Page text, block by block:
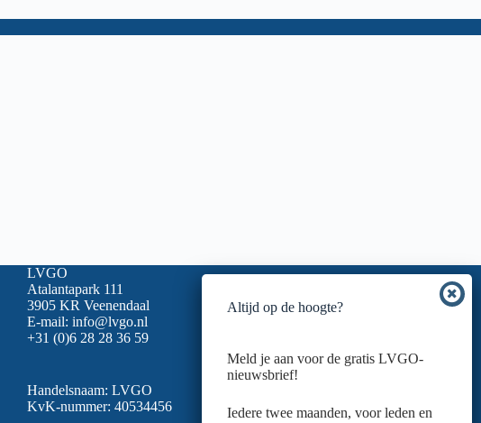
LVGO
Atalantapark 111
3905 KR Veenendaal
E-mail: info@lvgo.nl
+31 (0)6 28 28 36 59
Handelsnaam: LVGO
KvK-nummer: 40534456
Altijd op de hoogte?
Meld je aan voor de gratis LVGO-
nieuwsbrief!
Iedere twee maanden, voor leden en